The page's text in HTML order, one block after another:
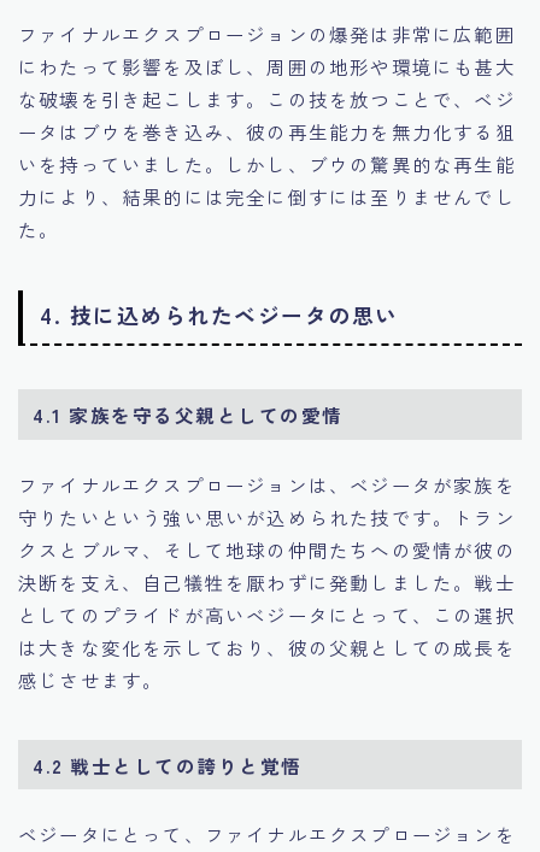
ファイナルエクスプロージョンの爆発は非常に広範囲
にわたって影響を及ぼし、周囲の地形や環境にも甚大
な破壊を引き起こします。この技を放つことで、ベジ
ータはブウを巻き込み、彼の再生能力を無力化する狙
いを持っていました。しかし、ブウの驚異的な再生能
力により、結果的には完全に倒すには至りませんでし
た。
4. 技に込められたベジータの思い
4.1 家族を守る父親としての愛情
ファイナルエクスプロージョンは、ベジータが家族を
守りたいという強い思いが込められた技です。トラン
クスとブルマ、そして地球の仲間たちへの愛情が彼の
決断を支え、自己犠牲を厭わずに発動しました。戦士
としてのプライドが高いベジータにとって、この選択
は大きな変化を示しており、彼の父親としての成長を
感じさせます。
4.2 戦士としての誇りと覚悟
ベジータにとって、ファイナルエクスプロージョンを